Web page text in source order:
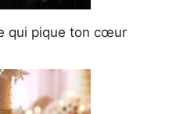
qui pique ton cœur